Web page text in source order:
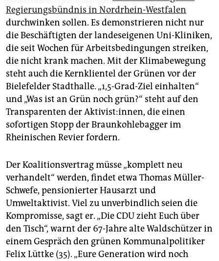
abo
genossenschaft
epaper login
Regierungsbündnis in Nordrhein-Westfalen
durchwinken sollen. Es demonstrieren nicht nur
die Beschäftigten der landeseigenen Uni-Kliniken,
die seit Wochen für Arbeitsbedingungen streiken,
die nicht krank machen. Mit der Klimabewegung
steht auch die Kernklientel der Grünen vor der
Bielefelder Stadthalle. „1,5-Grad-Ziel einhalten“
und „Was ist an Grün noch grün?“ steht auf den
Transparenten der Aktivist:innen, die einen
sofortigen Stopp der Braunkohlebagger im
Rheinischen Revier fordern.
Der Koalitionsvertrag müsse „komplett neu
verhandelt“ werden, findet etwa Thomas Müller-
Schwefe, pensionierter Hausarzt und
Umweltaktivist. Viel zu unverbindlich seien die
Kompromisse, sagt er. „Die CDU zieht Euch über
den Tisch“, warnt der 67-Jahre alte Waldschützer in
einem Gespräch den grünen Kommunalpolitiker
Felix Lüttke (35). „Eure Generation wird noch